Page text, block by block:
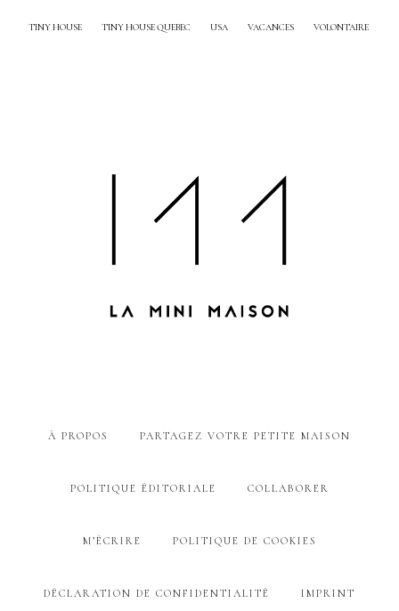
TINY HOUSE TINY HOUSE QUEBEC USA VACANCES VOLONTAIRE
À PROPOS PARTAGEZ VOTRE PETITE MAISON
POLITIQUE ÉDITORIALE COLLABORER
M’ÉCRIRE POLITIQUE DE COOKIES
DÉCLARATION DE CONFIDENTIALITÉ IMPRINT